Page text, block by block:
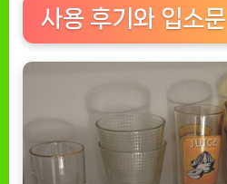
사용 후기와 입소문